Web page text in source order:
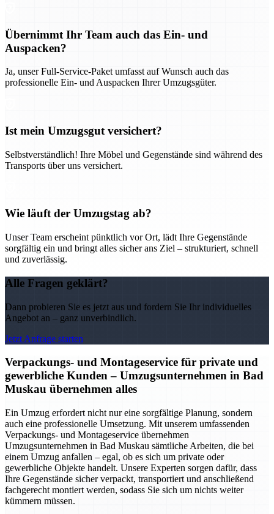
Übernimmt Ihr Team auch das Ein- und
Auspacken?
Ja, unser Full-Service-Paket umfasst auf Wunsch auch das
professionelle Ein- und Auspacken Ihrer Umzugsgüter.
Ist mein Umzugsgut versichert?
Selbstverständlich! Ihre Möbel und Gegenstände sind während des
Transports über uns versichert.
Wie läuft der Umzugstag ab?
Unser Team erscheint pünktlich vor Ort, lädt Ihre Gegenstände
sorgfältig ein und bringt alles sicher ans Ziel – strukturiert, schnell
und zuverlässig.
Alle Fragen geklärt?
Dann probieren Sie es jetzt aus und fordern Sie Ihr individuelles
Angebot an – ganz unverbindlich.
Jetzt Anfrage starten
Verpackungs- und Montageservice für private und
gewerbliche Kunden – Umzugsunternehmen in Bad
Muskau übernehmen alles
Ein Umzug erfordert nicht nur eine sorgfältige Planung, sondern
auch eine professionelle Umsetzung. Mit unserem umfassenden
Verpackungs- und Montageservice übernehmen
Umzugsunternehmen in Bad Muskau sämtliche Arbeiten, die bei
einem Umzug anfallen – egal, ob es sich um private oder
gewerbliche Objekte handelt. Unsere Experten sorgen dafür, dass
Ihre Gegenstände sicher verpackt, transportiert und anschließend
fachgerecht montiert werden, sodass Sie sich um nichts weiter
kümmern müssen.